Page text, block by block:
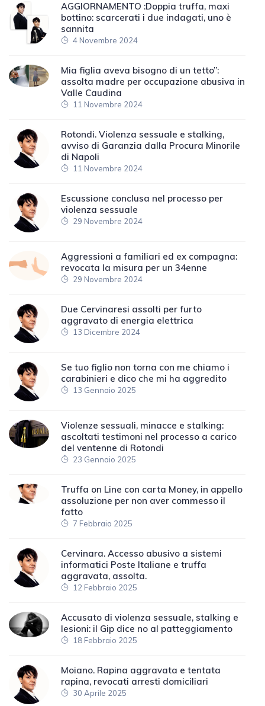
AGGIORNAMENTO :Doppia truffa, maxi
bottino: scarcerati i due indagati, uno è
sannita
4 Novembre 2024
Mia figlia aveva bisogno di un tetto”:
assolta madre per occupazione abusiva in
Valle Caudina
11 Novembre 2024
Rotondi. Violenza sessuale e stalking,
avviso di Garanzia dalla Procura Minorile
di Napoli
11 Novembre 2024
Escussione conclusa nel processo per
violenza sessuale
29 Novembre 2024
Aggressioni a familiari ed ex compagna:
revocata la misura per un 34enne
29 Novembre 2024
Due Cervinaresi assolti per furto
aggravato di energia elettrica
13 Dicembre 2024
Se tuo figlio non torna con me chiamo i
carabinieri e dico che mi ha aggredito
13 Gennaio 2025
Violenze sessuali, minacce e stalking:
ascoltati testimoni nel processo a carico
del ventenne di Rotondi
23 Gennaio 2025
Truffa on Line con carta Money, in appello
assoluzione per non aver commesso il
fatto
7 Febbraio 2025
Cervinara. Accesso abusivo a sistemi
informatici Poste Italiane e truffa
aggravata, assolta.
12 Febbraio 2025
Accusato di violenza sessuale, stalking e
lesioni: il Gip dice no al patteggiamento
18 Febbraio 2025
Moiano. Rapina aggravata e tentata
rapina, revocati arresti domiciliari
30 Aprile 2025